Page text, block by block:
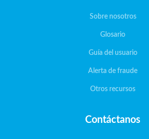
Sobre nosotros
Glosario
Guía del usuario
Alerta de fraude
Otros recursos
Contáctanos